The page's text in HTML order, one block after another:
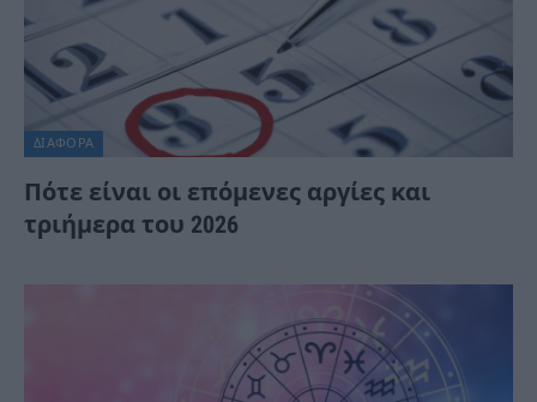
ΔΙΆΦΟΡΑ
Πότε είναι οι επόμενες αργίες και
τριήμερα του 2026